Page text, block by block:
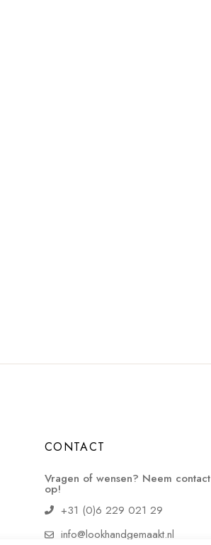
CONTACT
Vragen of wensen? Neem contact
op!
+31 (0)6 229 021 29
info@lookhandgemaakt.nl